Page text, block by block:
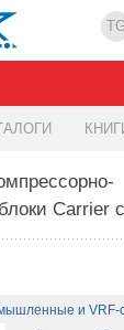
TG
Carrier
и VRF-